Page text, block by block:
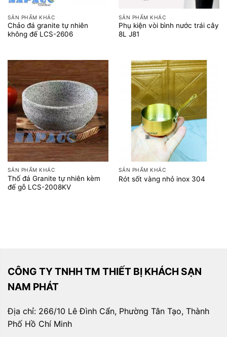
SẢN PHẨM KHÁC
Chảo đá granite tự nhiên
không đế LCS-2606
SẢN PHẨM KHÁC
Phụ kiện vòi bình nước trái cây
8L J81
SẢN PHẨM KHÁC
Thố đá Granite tự nhiên kèm
đế gỗ LCS-2008KV
SẢN PHẨM KHÁC
Rót sốt vàng nhỏ inox 304
CÔNG TY TNHH TM THIẾT BỊ KHÁCH SẠN
NAM PHÁT
Địa chỉ: 266/10 Lê Đình Cẩn, Phường Tân Tạo, Thành
Phố Hồ Chí Minh